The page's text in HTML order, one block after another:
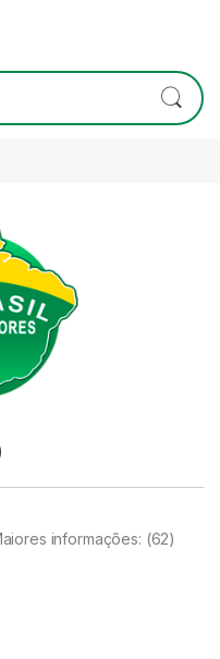
informações: (62)